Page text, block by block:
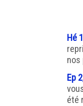
Hé
nos
Ep
été